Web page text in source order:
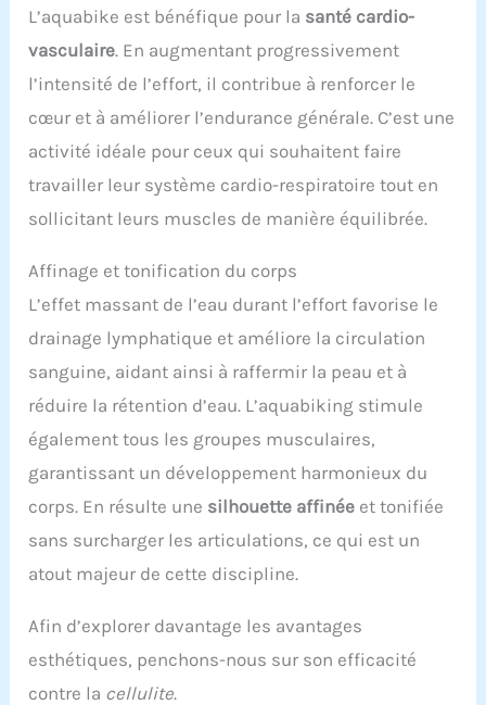
L’aquabike est bénéfique pour la santé cardio-
vasculaire. En augmentant progressivement
l’intensité de l’effort, il contribue à renforcer le
cœur et à améliorer l’endurance générale. C’est une
activité idéale pour ceux qui souhaitent faire
travailler leur système cardio-respiratoire tout en
sollicitant leurs muscles de manière équilibrée.
Affinage et tonification du corps
L’effet massant de l’eau durant l’effort favorise le
drainage lymphatique et améliore la circulation
sanguine, aidant ainsi à raffermir la peau et à
réduire la rétention d’eau. L’aquabiking stimule
également tous les groupes musculaires,
garantissant un développement harmonieux du
corps. En résulte une silhouette affinée et tonifiée
sans surcharger les articulations, ce qui est un
atout majeur de cette discipline.
Afin d’explorer davantage les avantages
esthétiques, penchons-nous sur son efficacité
contre la cellulite.